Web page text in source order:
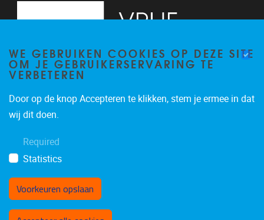
WE GEBRUIKEN COOKIES OP DEZE SITE
OM JE GEBRUIKERSERVARING TE
VERBETEREN
Door op de knop Accepteren te klikken, stem je ermee in dat
wij dit doen.
Required
Statistics
Voorkeuren opslaan